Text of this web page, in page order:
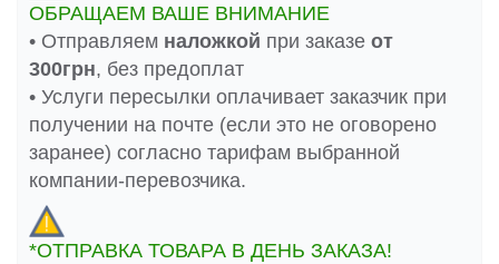
ОБРАЩАЕМ ВАШЕ ВНИМАНИЕ
• Отправляем наложкой при заказе от
300грн, без предоплат
• Услуги пересылки оплачивает заказчик при
получении на почте (если это не оговорено
заранее) согласно тарифам выбранной
компании-перевозчика.
*ОТПРАВКА ТОВАРА В ДЕНЬ ЗАКАЗА!